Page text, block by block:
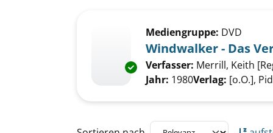
Exemplar-Details von
Mediengruppe: DVD
Windwalker - Das
Verfasser: Merrill, Keith
Jahr: 1980Verlag: [o.O.],
Zu den Suchfiltern springen